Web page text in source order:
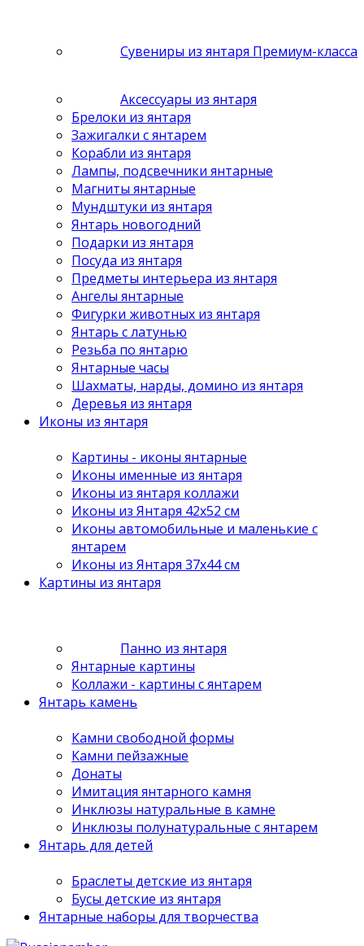
Сувениры из янтаря Премиум-класса
Аксессуары из янтаря
Брелоки из янтаря
Зажигалки с янтарем
Корабли из янтаря
Лампы, подсвечники янтарные
Магниты янтарные
Мундштуки из янтаря
Янтарь новогодний
Подарки из янтаря
Посуда из янтаря
Предметы интерьера из янтаря
Ангелы янтарные
Фигурки животных из янтаря
Янтарь с латунью
Резьба по янтарю
Янтарные часы
Шахматы, нарды, домино из янтаря
Деревья из янтаря
Иконы из янтаря
Картины - иконы янтарные
Иконы именные из янтаря
Иконы из янтаря коллажи
Иконы из Янтаря 42х52 см
Иконы автомобильные и маленькие с
янтарем
Иконы из Янтаря 37х44 см
Картины из янтаря
Панно из янтаря
Янтарные картины
Коллажи - картины с янтарем
Янтарь камень
Камни свободной формы
Камни пейзажные
Донаты
Имитация янтарного камня
Инклюзы натуральные в камне
Инклюзы полунатуральные с янтарем
Янтарь для детей
Браслеты детские из янтаря
Бусы детские из янтаря
Янтарные наборы для творчества